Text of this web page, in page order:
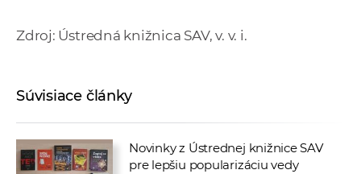
Zdroj: Ústredná knižnica SAV, v. v. i.
Súvisiace články
Novinky z Ústrednej knižnice SAV
pre lepšiu popularizáciu vedy